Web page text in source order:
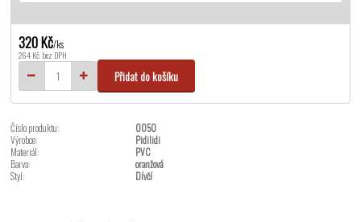
320 Kč/ks
264 Kč bez DPH
Přidat do košíku
Číslo produktu:
0050
Výrobce:
Pidilidi
Materiál:
PVC
Barva:
oranžová
Styl:
Dívčí